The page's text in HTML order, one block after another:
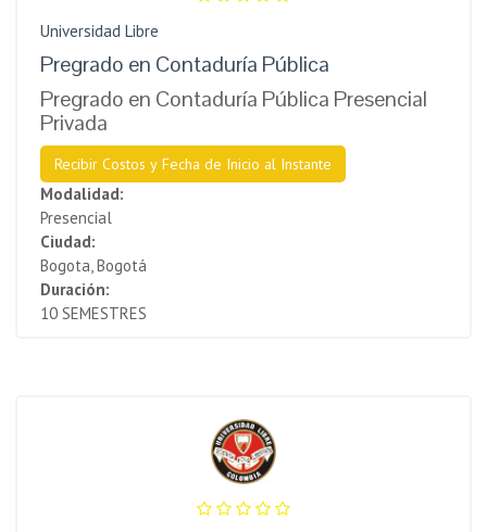
Universidad Libre
Pregrado en Contaduría Pública
Pregrado en Contaduría Pública Presencial
Privada
Recibir Costos y Fecha de Inicio al Instante
Modalidad:
Presencial
Ciudad:
Bogota, Bogotá
Duración:
10 SEMESTRES